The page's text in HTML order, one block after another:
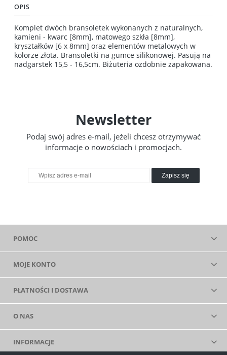
OPIS
Komplet dwóch bransoletek wykonanych z naturalnych,
kamieni - kwarc [8mm], matowego szkła [8mm],
kryształków [6 x 8mm] oraz elementów metalowych w
kolorze złota. Bransoletki na gumce silikonowej. Pasują na
nadgarstek 15,5 - 16,5cm. Biżuteria ozdobnie zapakowana.
Newsletter
Podaj swój adres e-mail, jeżeli chcesz otrzymywać
informacje o nowościach i promocjach.
Zapisz się
POMOC
MOJE KONTO
PŁATNOŚCI I DOSTAWA
O NAS
INFORMACJE